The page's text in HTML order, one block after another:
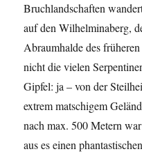
Bruchlandschaften
auf den Wilhelminaberg,
Abraumhalde des
nicht die vielen
Gipfel: ja – von der
extrem matschigem
nach max. 500 Metern
aus es einen